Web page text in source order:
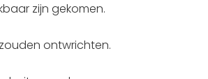
zijn gekomen.
ontwrichten.